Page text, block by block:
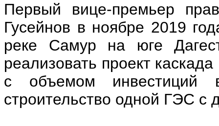
Первый вице-премьер
Гусейнов в ноябре 2019
реке Самур на юге
реализовать проект
с объемом инвестиций
строительство одной ГЭС с